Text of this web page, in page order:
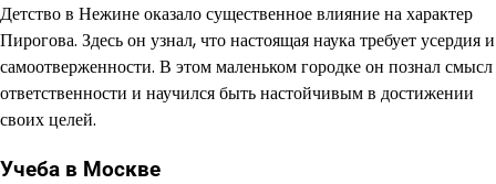
Детство в Нежине оказало существенное влияние на характер
Пирогова. Здесь он узнал, что настоящая наука требует усердия и
самоотверженности. В этом маленьком городке он познал смысл
ответственности и научился быть настойчивым в достижении
своих целей.
Учеба в Москве